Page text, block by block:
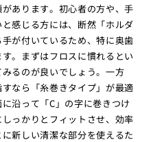
あります。初心者の方や、手
感じる方には、断然「ホルダ
が付いているため、特に奥歯
。まずはフロスに慣れるとい
るのが良いでしょう。一方
なら「糸巻きタイプ」が最適
沿って「C」の字に巻きつけ
っかりとフィットさせ、効率
新しい清潔な部分を使えるた